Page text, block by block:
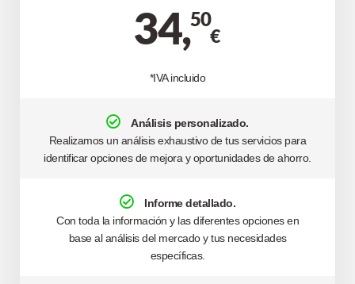
34,50
€
*IVA incluido
Análisis personalizado.
Realizamos un análisis exhaustivo de tus servicios para
identificar opciones de mejora y oportunidades de ahorro.
Informe detallado.
Con toda la información y las diferentes opciones en
base al análisis del mercado y tus necesidades
específicas.